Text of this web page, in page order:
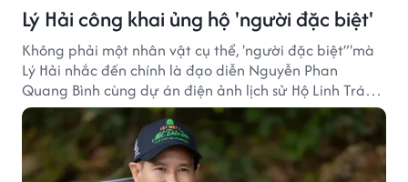
Lý Hải công khai ủng hộ 'người đặc biệt'
Không phải một nhân vật cụ thể, 'người đặc biệt”'mà
Lý Hải nhắc đến chính là đạo diễn Nguyễn Phan
Quang Bình cùng dự án điện ảnh lịch sử Hộ Linh Tráng
Sĩ: Bí Ẩn Mộ Vua Đinh.